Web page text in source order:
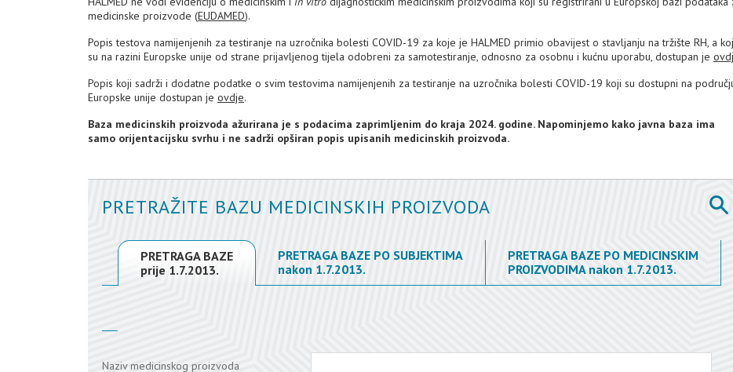
medicinske proizvode (EUDAMED).
Popis testova namijenjenih za testiranje na uzročnika bolesti COVID-19 za koje je HALMED primio obavijest o stavljanju na tržište RH, a
su na razini Europske unije od strane prijavljenog tijela odobreni za samotestiranje, odnosno za osobnu i kućnu uporabu, dostupan je
Popis koji sadrži i dodatne podatke o svim testovima namijenjenih za testiranje na uzročnika bolesti COVID-19 koji su dostupni na
Europske unije dostupan je ovdje.
Baza medicinskih proizvoda ažurirana je s podacima zaprimljenim do kraja 2024. godine. Napominjemo kako javna baza ima
samo orijentacijsku svrhu i ne sadrži opširan popis upisanih medicinskih proizvoda.
PRETRAŽITE BAZU MEDICINSKIH PROIZVODA
PRETRAGA BAZE
prije 1.7.2013.
PRETRAGA BAZE PO SUBJEKTIMA
nakon 1.7.2013.
PRETRAGA BAZE PO MEDICINSKIM
PROIZVODIMAnakon 1.7.2013.
Naziv medicinskog proizvoda